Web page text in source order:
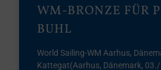
WM-BRONZE FÜR
BUHL
World Sailing-WM Aarhus,
Kattegat(Aarhus, Dänemark,